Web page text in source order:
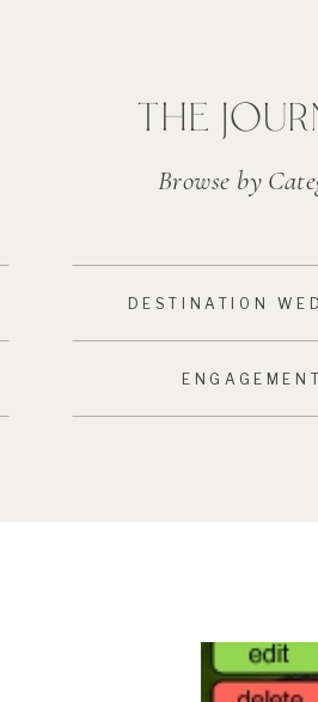
THE
Browse by
DESTINATION